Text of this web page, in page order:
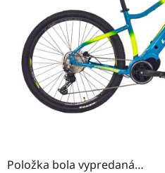
Položka bola vypredaná…
hviezdičiek.